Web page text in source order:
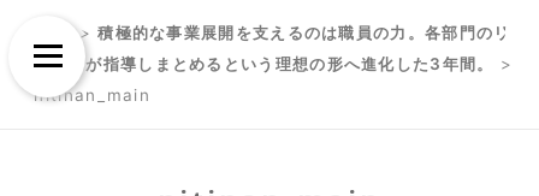
Menu
>積極的な事業展開を支えるのは職員の力。各部門のリ
ーダーが指導しまとめるという理想の形へ進化した3年間。
>
nitinan_main